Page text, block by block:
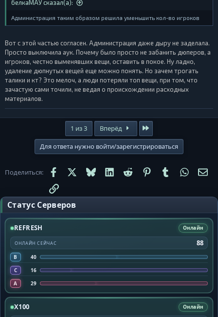
белкаМАУ сказал(а):
Администрация таким образом решила уменьшить кол-во игроков
Вот с этой частью согласен. Администрация даже дыру не заделала.
Просто выключила аук. Почему было просто не забанить дюперов, а
игроков, честно выменявших вещи, оставить в покое. Ну ладно,
удаление дюпнутых вещей еще можно понять. Но зачем трогать
талики и кт? Это мелоч, а люди потеряли топ вещи, при том, что
зачастую сами точили, не ведая о происхождении расходных
материалов.
1 из 3 Вперёд
Для ответа нужно войти/зарегистрироваться
Поделиться: Facebook Bluesky LinkedIn
Reddit PinterestTumblr
Ссылка
Статус Серверов
REFRESH Онлайн
ОНЛАЙН СЕЙЧАС 88
B
40
C
16
A
29
X100 Онлайн